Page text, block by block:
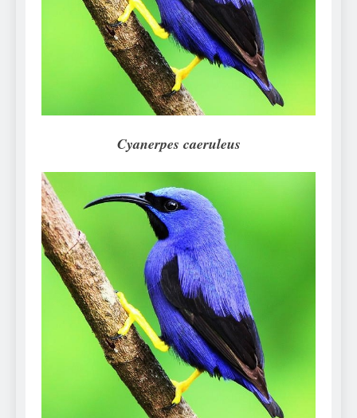
Can Bulldogs Play Fetch?
And How to Train Them!
7 Năm Ago
How Often Do I Need to
Groom My Bulldog
7 Năm Ago
Cyanerpes caeruleus